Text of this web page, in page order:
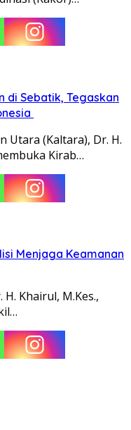
di Sebatik, Tegaskan
Utara (Kaltara), Dr. H.
Kirab…
Menjaga Keamanan
Khairul, M.Kes.,